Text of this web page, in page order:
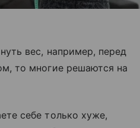
вес, например, перед
то многие решаются на
себе только хуже,